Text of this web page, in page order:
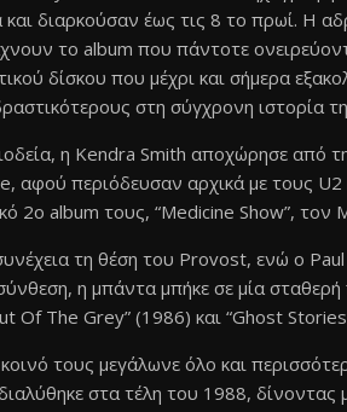
διαρκούσαν έως τις 8 το πρωί. Η
το album που πάντοτε
δίσκου που μέχρι και σήμερα
στη σύγχρονη ιστορία
η Kendra Smith αποχώρησε από
αφού περιόδευσαν αρχικά με τους U2
2ο album τους, “Medicine Show”, τον
τη θέση του Provost, ενώ ο
η μπάντα μπήκε σε μία
Of The Grey” (1986) και “Ghost
τους μεγάλωνε όλο και
στα τέλη του 1988, δίνοντας